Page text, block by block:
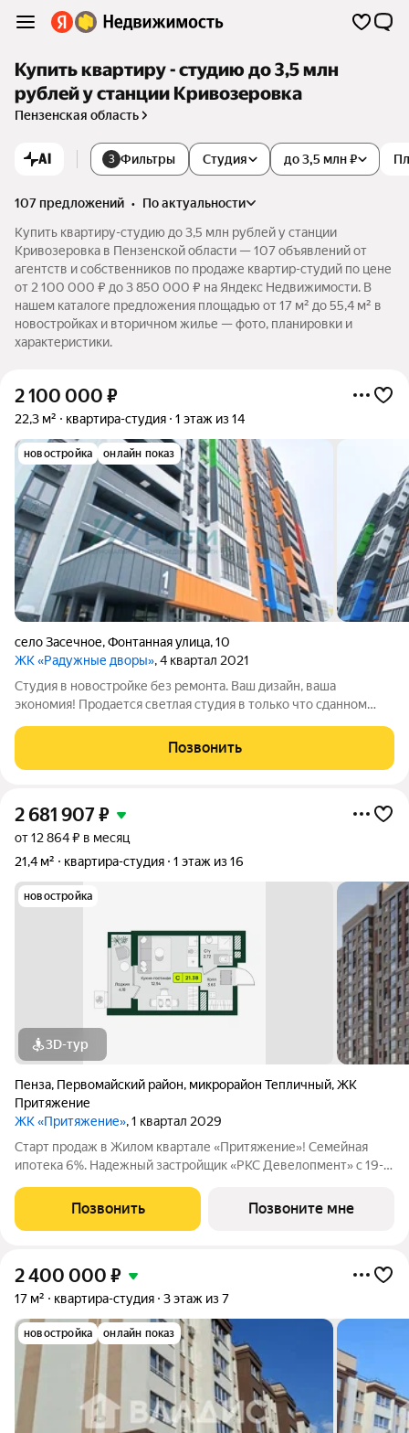
Купить квартиру - студию до 3,5 млн
рублей у станции Кривозеровка
Пензенская область
AI 3 Фильтры Студия до 3,5 млн ₽
107 предложений •
по актуальности
Купить квартиру-студию до 3,5 млн рублей у станции
Кривозеровка в Пензенской области — 107 объявлений от
агентств и собственников по продаже квартир-студий по цене
от 2 100 000 ₽ до 3 850 000 ₽ на Яндекс Недвижимости. В
нашем каталоге предложения площадью от 17 м² до 55,4 м² в
новостройках и вторичном жилье — фото, планировки и
характеристики.
2 100 000 ₽
22,3 м² квартира-студия 1 этаж из 14
новостройка онлайн показ
село Засечное,Фонтанная улица,10
ЖК «Радужные дворы», 4 квартал 2021
Студия в новостройке без ремонта. Ваш дизайн, ваша
экономия! Продается светлая студия в только что сданном
идеальная основа для ремонта вашей мечты. Главные
Позвонить
2 681 907₽
от 12 864 ₽ в месяц
21,4 м²
квартира-студия 1 этаж из 16
новостройка
3D-тур
Пенза, Первомайский район, микрорайон Тепличный,ЖК
Притяжение
ЖК «Притяжение», 1 квартал 2029
Старт продаж в Жилом квартале «Притяжение»! Семейная
ипотека 6%. Надежный застройщик «РКС Девелопмент» с 19-
счастливой жизни с предчистовой отделкой: кухня-гостиная
(12.94 м) с удобной
Позвонить Позвоните мне
2 400 000 ₽
17 м² квартира-студия 3 этаж из 7
новостройка онлайн показ